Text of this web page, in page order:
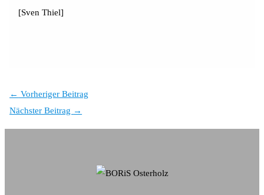
[Sven Thiel]
← Vorheriger Beitrag
Nächster Beitrag →